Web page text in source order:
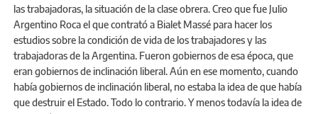
las trabajadoras, la situación de la clase obrera. Creo que fue Julio
Argentino Roca el que contrató a Bialet Massé para hacer los
estudios sobre la condición de vida de los trabajadores y las
trabajadoras de la Argentina. Fueron gobiernos de esa época, que
eran gobiernos de inclinación liberal. Aún en ese momento, cuando
había gobiernos de inclinación liberal, no estaba la idea de que había
que destruir el Estado. Todo lo contrario. Y menos todavía la idea de